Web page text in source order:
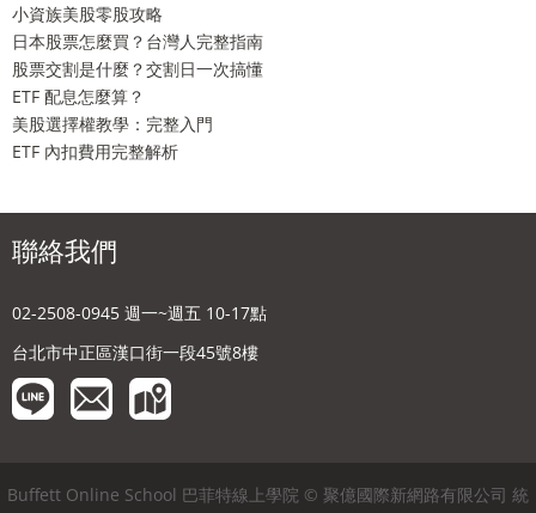
小資族美股零股攻略
日本股票怎麼買？台灣人完整指南
股票交割是什麼？交割日一次搞懂
ETF 配息怎麼算？
美股選擇權教學：完整入門
ETF 內扣費用完整解析
聯絡我們
02-2508-0945 週一~週五 10-17點
台北市中正區漢口街一段45號8樓
Buffett Online School 巴菲特線上學院 © 聚億國際新網路有限公司 統